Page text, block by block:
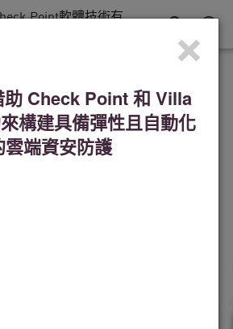
×
Check Point 和 Villa
構建具備彈性且自動化
雲端資安防護
馬隊而言，防守